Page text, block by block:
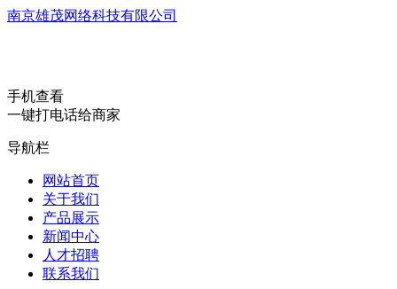
南京雄茂网络科技有限公司
手机查看
一键打电话给商家
导航栏
网站首页
关于我们
产品展示
新闻中心
人才招聘
联系我们